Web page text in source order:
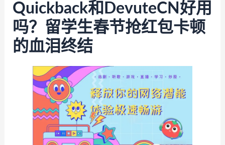
Quickback和DevuteCN好用
吗？留学生春节抢红包卡顿
的血泪终结